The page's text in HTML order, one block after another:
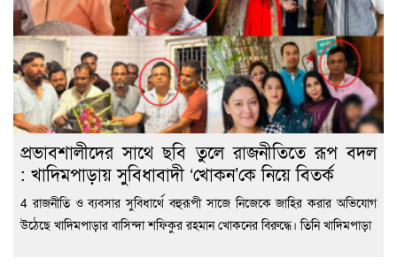
প্রভাবশালীদের সাথে ছবি তুলে রাজনীতিতে রূপ বদল
: খাদিমপাড়ায় সুবিধাবাদী ‘খোকন’কে নিয়ে বিতর্ক
4 রাজনীতি ও ব্যবসার সুবিধার্থে বহুরূপী সাজে নিজেকে জাহির করার অভিযোগ
উঠেছে খাদিমপাড়ার বাসিন্দা শফিকুর রহমান খোকনের বিরুদ্ধে। তিনি খাদিমপাড়া